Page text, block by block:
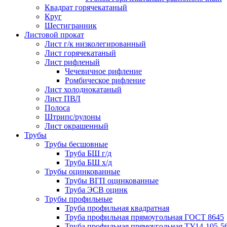
Квадрат горячекатаный
Круг
Шестигранник
Листовой прокат
Лист г/к низколегированный
Лист горячекатаный
Лист рифленый
Чечевичное рифление
Ромбическое рифление
Лист холоднокатаный
Лист ПВЛ
Полоса
Штрипс/рулоны
Лист окрашенный
Трубы
Трубы бесшовные
Труба БШ г/д
Труба БШ х/д
Трубы оцинкованные
Трубы ВГП оцинкованные
Труба ЭСВ оцинк
Трубы профильные
Труба профильная квадратная
Труба профильная прямоугольная ГОСТ 8645